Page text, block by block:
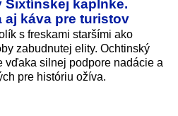
Sixtínskej kaplnke.
káva pre turistov
s freskami staršími ako
zabudnutej elity. Ochtinský
vďaka silnej podpore nadácie a
pre históriu ožíva.